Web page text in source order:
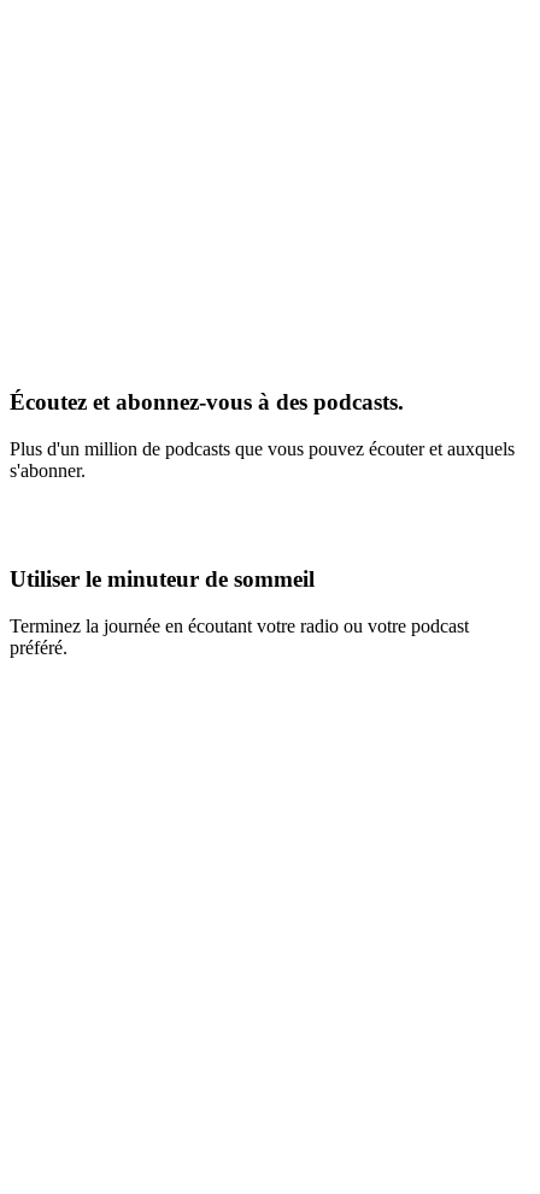
Écoutez et abonnez-vous à des podcasts.
Plus d'un million de podcasts que vous pouvez écouter et auxquels
s'abonner.
Utiliser le minuteur de sommeil
Terminez la journée en écoutant votre radio ou votre podcast
préféré.